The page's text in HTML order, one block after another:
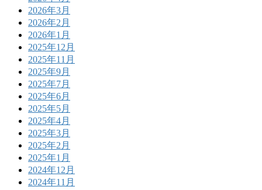
2026年3月
2026年2月
2026年1月
2025年12月
2025年11月
2025年9月
2025年7月
2025年6月
2025年5月
2025年4月
2025年3月
2025年2月
2025年1月
2024年12月
2024年11月